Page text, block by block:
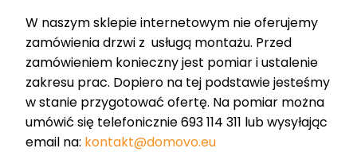
W naszym sklepie internetowym nie oferujemy
zamówienia drzwi z usługą montażu. Przed
zamówieniem konieczny jest pomiar i ustalenie
zakresu prac. Dopiero na tej podstawie jesteśmy
w stanie przygotować ofertę. Na pomiar można
umówić się telefonicznie 693 114 311 lub wysyłając
email na: kontakt@domovo.eu